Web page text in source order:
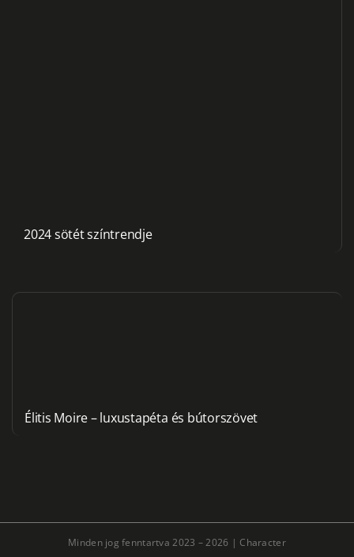
2024 sötét színtrendje
Élitis Moire – luxustapéta és bútorszövet
Minden jog fenntartva 2023 – 2026 | Character